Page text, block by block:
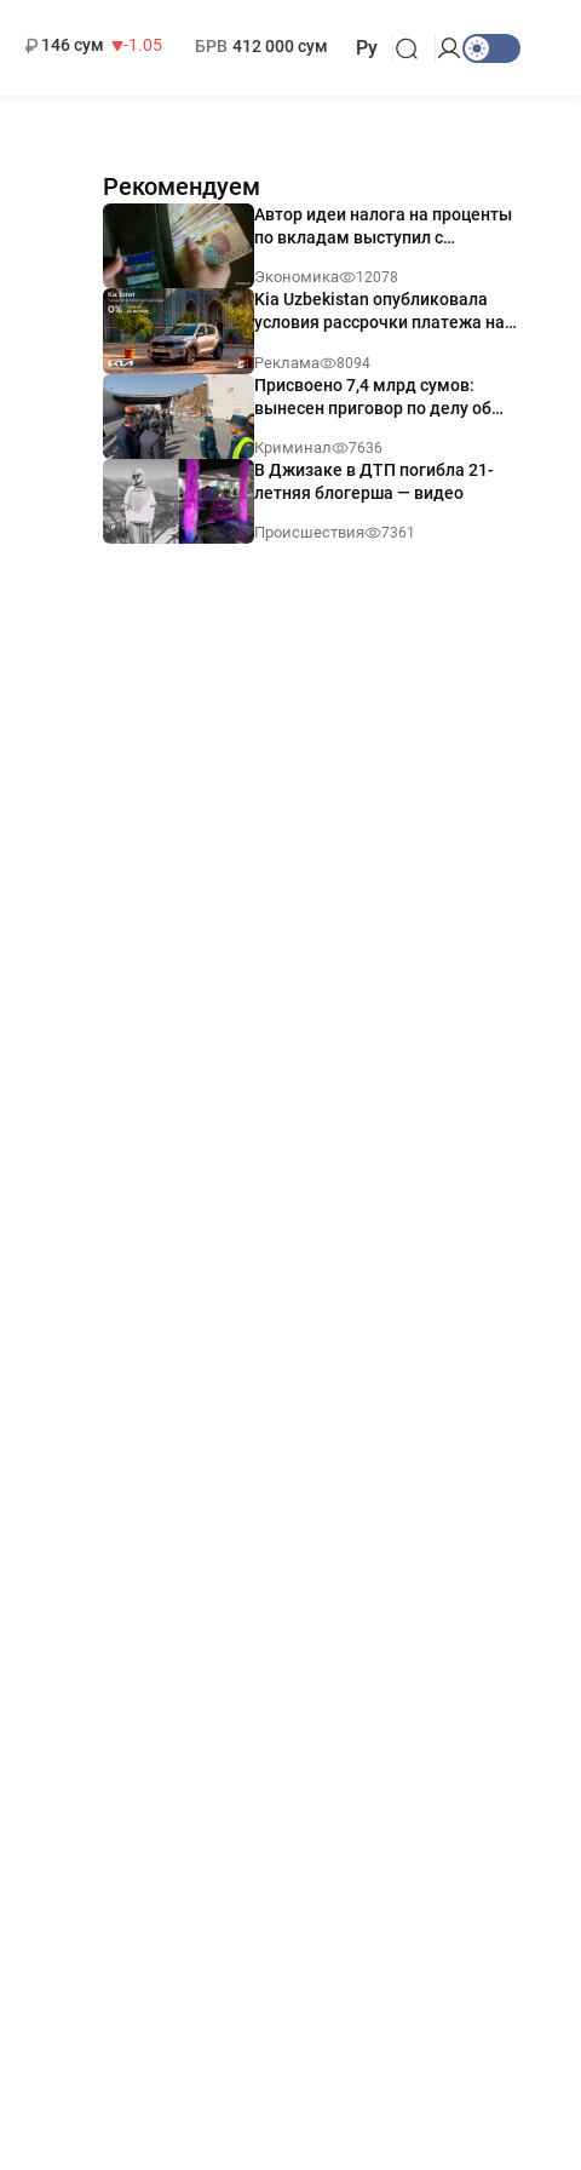
146 сум
-1.05
БРВ 412 000 сум Ру
Рекомендуем
Автор идеи налога на проценты
по вкладам выступил с
Экономика 12078
Kia Uzbekistan опубликовала
условия рассрочки платежа на
годовых
Реклама 8094
Присвоено 7,4 млрд сумов:
вынесен приговор по делу об
Ташкенте
Криминал 7636
В Джизаке в ДТП погибла 21-
летняя блогерша — видео
Происшествия 7361